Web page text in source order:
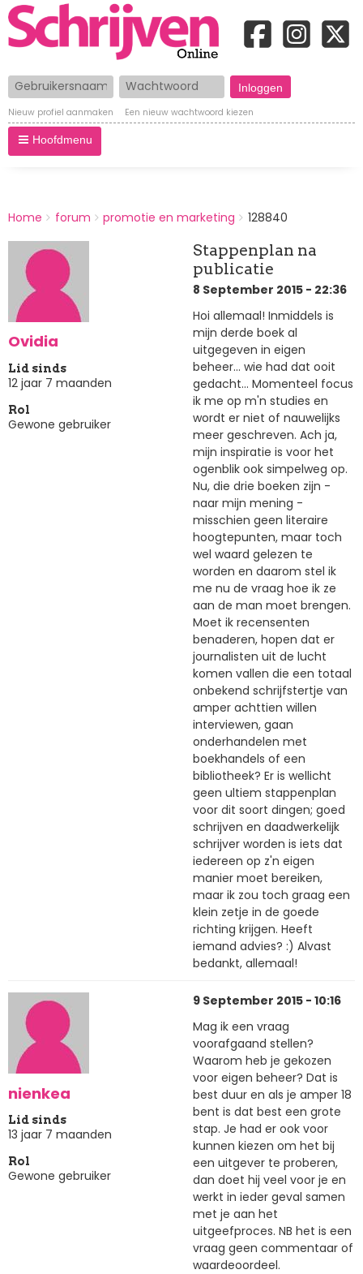
Gebruikersnaam Wachtwoord
Nieuw profiel aanmaken Een nieuw wachtwoord kiezen
Hoofdmenu
BREADCRUMBS
You
here:
Home forum promotie en marketing 128840
Ovidia
Lid sinds
12 jaar 7 maanden
Rol
Gewone gebruiker
Stappenplan na
publicatie
8 September 2015 - 22:36
Hoi allemaal! Inmiddels is
mijn derde boek al
uitgegeven in eigen
beheer... wie had dat ooit
gedacht... Momenteel focus
ik me op m'n studies en
wordt er niet of nauwelijks
meer geschreven. Ach ja,
mijn inspiratie is voor het
ogenblik ook simpelweg op.
Nu, die drie boeken zijn -
naar mijn mening -
misschien geen literaire
hoogtepunten, maar toch
wel waard gelezen te
worden en daarom stel ik
me nu de vraag hoe ik ze
aan de man moet brengen.
Moet ik recensenten
benaderen, hopen dat er
journalisten uit de lucht
komen vallen die een totaal
onbekend schrijfstertje van
amper achttien willen
interviewen, gaan
onderhandelen met
boekhandels of een
bibliotheek? Er is wellicht
geen ultiem stappenplan
voor dit soort dingen; goed
schrijven en daadwerkelijk
schrijver worden is iets dat
iedereen op z'n eigen
manier moet bereiken,
maar ik zou toch graag een
klein zetje in de goede
richting krijgen. Heeft
iemand advies? :) Alvast
bedankt, allemaal!
nienkea
Lid sinds
13 jaar 7 maanden
Rol
Gewone gebruiker
9 September 2015 - 10:16
Mag ik een vraag
voorafgaand stellen?
Waarom heb je gekozen
voor eigen beheer? Dat is
best duur en als je amper 18
bent is dat best een grote
stap. Je had er ook voor
kunnen kiezen om het bij
een uitgever te proberen,
dan doet hij veel voor je en
werkt in ieder geval samen
met je aan het
uitgeefproces. NB het is een
vraag geen commentaar of
waardeoordeel.